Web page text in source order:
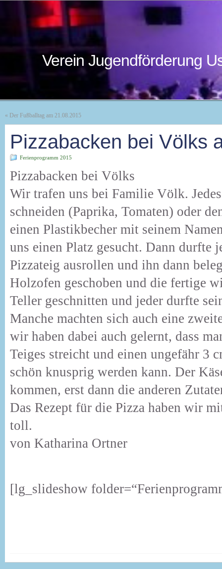
Verein Jugendförderung
« Der Fußballtag am 21.08.2015
Pizzabacken bei Völks
Ferienprogramm 2015
Pizzabacken bei Völks
Wir trafen uns bei Familie Völk.
schneiden (Paprika, Tomaten) oder
einen Plastikbecher mit seinem
uns einen Platz gesucht. Dann durfte
Pizzateig ausrollen und ihn dann
Holzofen geschoben und die fertige
Teller geschnitten und jeder durfte
Manche machten sich auch eine
wir haben dabei auch gelernt, dass
Teiges streicht und einen ungefähr 3
schön knusprig werden kann. Der
kommen, erst dann die anderen
Das Rezept für die Pizza haben wir
toll.
von Katharina Ortner
[lg_slideshow